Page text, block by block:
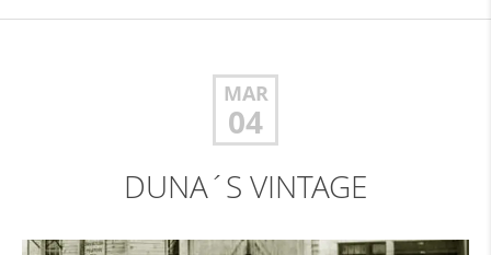
MAR
04
DUNA´S VINTAGE